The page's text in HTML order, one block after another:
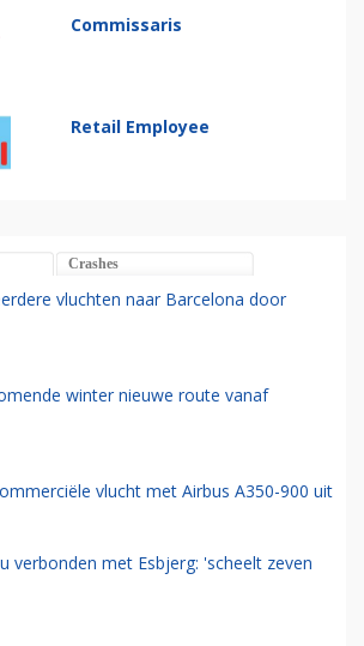
Commissaris
Retail Employee
Crashes
vluchten naar Barcelona door
winter nieuwe route vanaf
vlucht met Airbus A350-900 uit
verbonden met Esbjerg: 'scheelt zeven